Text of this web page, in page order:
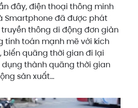
đây, điện thoại thông minh
Smartphone đã được phát
thông di động đơn giản
tính toán mạnh mẽ với kích
biến quãng thời gian đi lại
thành quãng thời gian
sản xuất...